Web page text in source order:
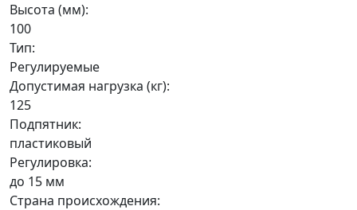
Высота (мм):
100
Тип:
Регулируемые
Допустимая нагрузка (кг):
125
Подпятник:
пластиковый
Регулировка:
до 15 мм
Страна происхождения: